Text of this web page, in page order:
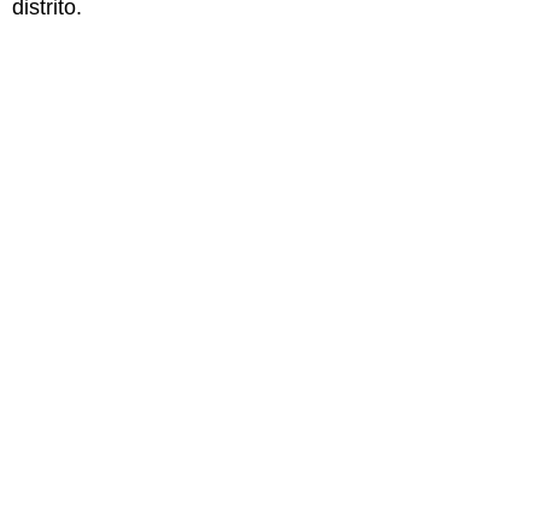
distrito.